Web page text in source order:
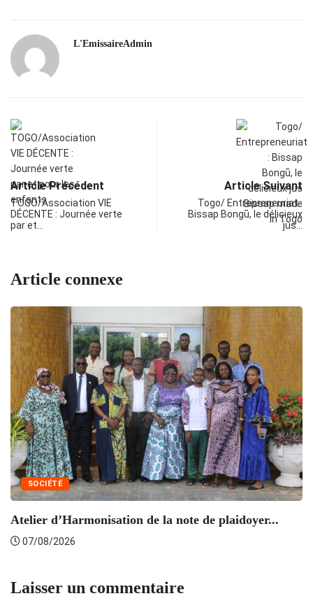
L'EmissaireAdmin
Article Précédent
TOGO/Association VIE
DÉCENTE : Journée verte
par et…
Article Suivant
Togo/ Entrepreneuriat :
Bissap Bongū, le délicieux
jus…
Article connexe
SOCIÉTÉ
Atelier d’Harmonisation de la note de plaidoyer...
07/08/2026
Laisser un commentaire